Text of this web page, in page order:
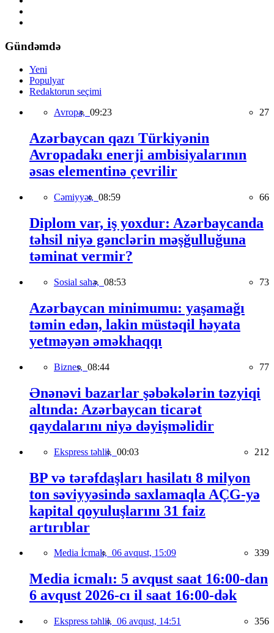
Gündəmdə
Yeni
Populyar
Redaktorun seçimi
Avropa, 09:23 27
Azərbaycan qazı Türkiyənin
Avropadakı enerji ambisiyalarının
əsas elementinə çevrilir
Cəmiyyət, 08:59 66
Diplom var, iş yoxdur: Azərbaycanda
təhsil niyə gənclərin məşğulluğuna
təminat vermir?
Sosial sahə, 08:53 73
Azərbaycan minimumu: yaşamağı
təmin edən, lakin müstəqil həyata
yetməyən əməkhaqqı
Biznes, 08:44 77
Ənənəvi bazarlar şəbəkələrin təzyiqi
altında: Azərbaycan ticarət
qaydalarını niyə dəyişməlidir
Ekspress təhlil, 00:03 212
BP və tərəfdaşları hasilatı 8 milyon
ton səviyyəsində saxlamaqla AÇG-yə
kapital qoyuluşlarını 31 faiz
artırıblar
Media İcmalı, 06 avqust, 15:09 339
Media icmalı: 5 avqust saat 16:00-dan
6 avqust 2026-cı il saat 16:00-dək
Ekspress təhlil, 06 avqust, 14:51 356